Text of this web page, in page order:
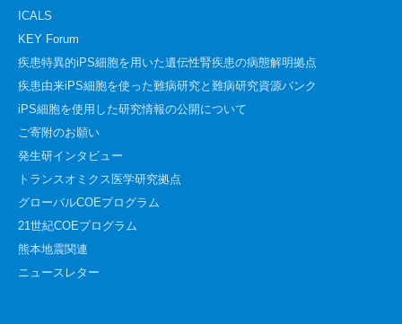
ICALS
KEY Forum
疾患特異的iPS細胞を用いた遺伝性腎疾患の病態解明拠点
疾患由来iPS細胞を使った難病研究と難病研究資源バンク
iPS細胞を使用した研究情報の公開について
ご寄附のお願い
発生研インタビュー
トランスオミクス医学研究拠点
グローバルCOEプログラム
21世紀COEプログラム
熊本地震関連
ニュースレター